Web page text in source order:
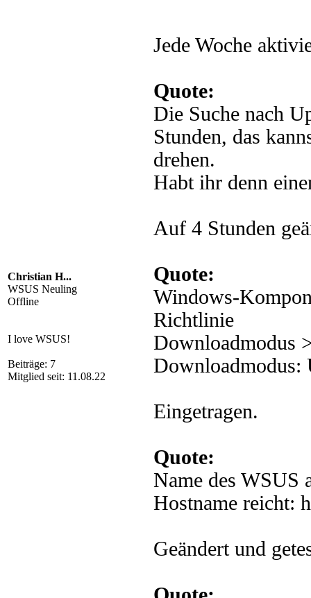
Christian H...
WSUS Neuling
Offline
I love WSUS!
Beiträge: 7
Mitglied seit: 11.08.22
Jede Woche
Quote:
Die Suche nach
Stunden, das
drehen.
Habt ihr denn
Auf 4 Stunden
Quote:
Windows-
Richtlinie
Downloadmodus
Downloadmodus:
Eingetragen.
Quote:
Name des WSUS
Hostname reicht:
Geändert und